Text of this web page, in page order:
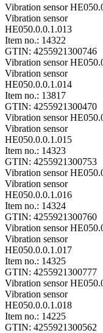
Vibration sensor
Vibration sensor
HE050.0.0.1.013
Item no.: 14322
GTIN: 4255921300746
Vibration sensor
Vibration sensor
HE050.0.0.1.014
Item no.: 13817
GTIN: 4255921300470
Vibration sensor
Vibration sensor
HE050.0.0.1.015
Item no.: 14323
GTIN: 4255921300753
Vibration sensor
Vibration sensor
HE050.0.0.1.016
Item no.: 14324
GTIN: 4255921300760
Vibration sensor
Vibration sensor
HE050.0.0.1.017
Item no.: 14325
GTIN: 4255921300777
Vibration sensor
Vibration sensor
HE050.0.0.1.018
Item no.: 14225
GTIN: 4255921300562